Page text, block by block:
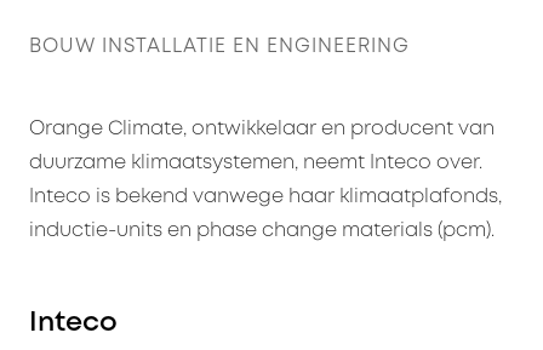
BOUW INSTALLATIE EN ENGINEERING
Orange Climate, ontwikkelaar en producent van
duurzame klimaatsystemen, neemt Inteco over.
Inteco is bekend vanwege haar klimaatplafonds,
inductie-units en phase change materials (pcm).
Inteco